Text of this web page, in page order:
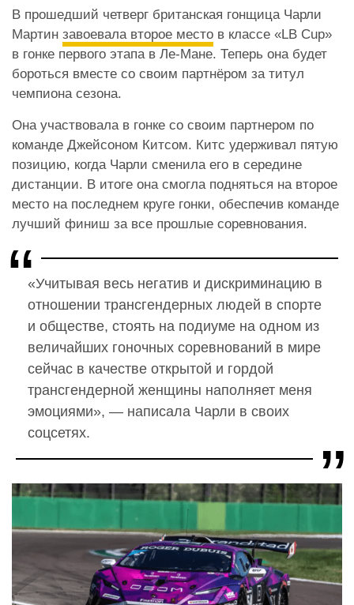
В прошедший четверг британская гонщица Чарли
Мартин завоевала второе место в классе «LB Cup»
в гонке первого этапа в Ле-Мане. Теперь она будет
бороться вместе со своим партнёром за титул
чемпиона сезона.
Она участвовала в гонке со своим партнером по
команде Джейсоном Китсом. Китс удерживал пятую
позицию, когда Чарли сменила его в середине
дистанции. В итоге она смогла подняться на второе
место на последнем круге гонки, обеспечив команде
лучший финиш за все прошлые соревнования.
«Учитывая весь негатив и дискриминацию в
отношении трансгендерных людей в спорте
и обществе, стоять на подиуме на одном из
величайших гоночных соревнований в мире
сейчас в качестве открытой и гордой
трансгендерной женщины наполняет меня
эмоциями», — написала Чарли в своих
соцсетях.